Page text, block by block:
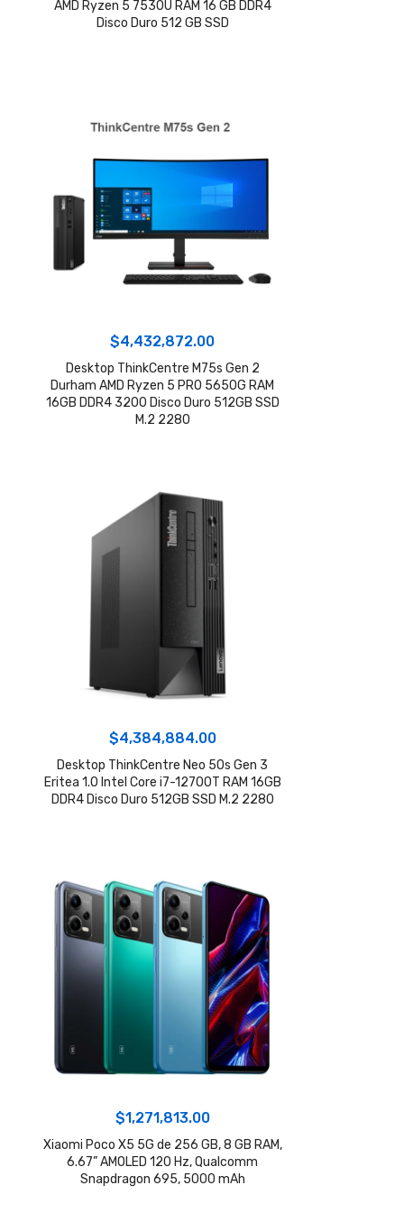
AMD Ryzen 5 7530U RAM 16 GB DDR4
Disco Duro 512 GB SSD
$4,432,872.00
Desktop ThinkCentre M75s Gen 2
Durham AMD Ryzen 5 PRO 5650G RAM
16GB DDR4 3200 Disco Duro 512GB SSD
M.2 2280
$4,384,884.00
Desktop ThinkCentre Neo 50s Gen 3
Eritea 1.0 Intel Core i7-12700T RAM 16GB
DDR4 Disco Duro 512GB SSD M.2 2280
$1,271,813.00
Xiaomi Poco X5 5G de 256 GB, 8 GB RAM,
6.67” AMOLED 120 Hz, Qualcomm
Snapdragon 695, 5000 mAh